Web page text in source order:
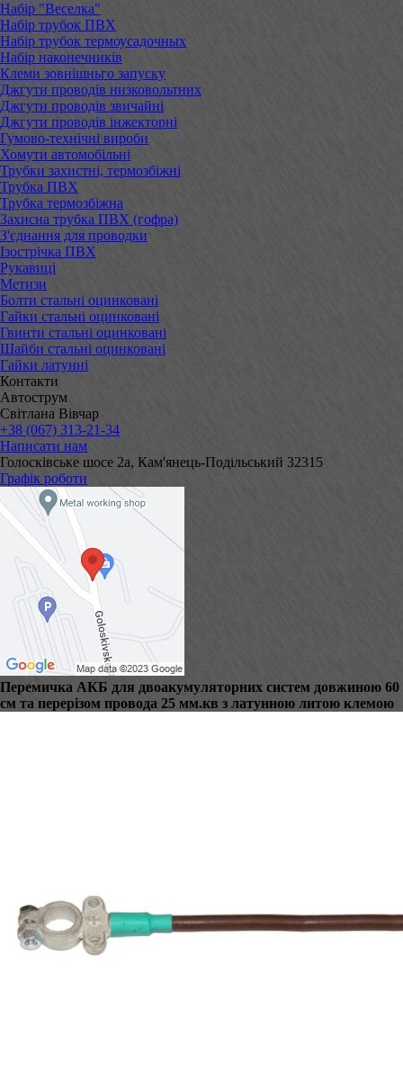
Набір "Веселка"
Набір трубок ПВХ
Набір трубок термоусадочных
Набір наконечників
Клеми зовнішньго запуску
Джгути проводів низковольтних
Джгути проводів звичайні
Джгути проводів інжекторні
Гумово-технічні вироби
Хомути автомобільні
Трубки захистні, термозбіжні
Трубка ПВХ
Трубка термозбіжна
Захисна трубка ПВХ (гофра)
З'єднання для проводки
Ізострічка ПВХ
Рукавиці
Метизи
Болти стальні оцинковані
Гайки стальні оцинковані
Гвинти стальні оцинковані
Шайби стальні оцинковані
Гайки латунні
Контакти
Автострум
Світлана Вівчар
+38 (067) 313-21-34
Написати нам
Голосківське шосе 2а, Кам'янець-Подільський 32315
Графік роботи
Перемичка АКБ для двоакумуляторних систем довжиною 60
см та перерізом провода 25 мм.кв з латунною литою клемою